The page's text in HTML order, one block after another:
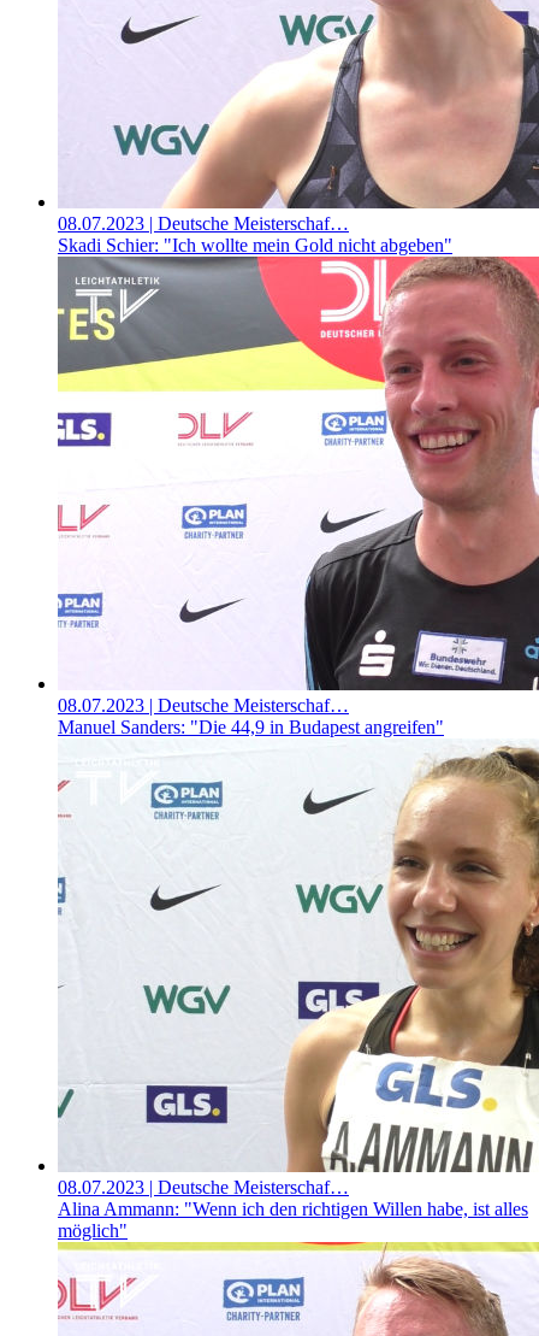
08.07.2023 | Deutsche Meisterschaf…
Skadi Schier: "Ich wollte mein Gold nicht abgeben"
08.07.2023 | Deutsche Meisterschaf…
Manuel Sanders: "Die 44,9 in Budapest angreifen"
08.07.2023 | Deutsche Meisterschaf…
Alina Ammann: "Wenn ich den richtigen Willen habe, ist alles
möglich"